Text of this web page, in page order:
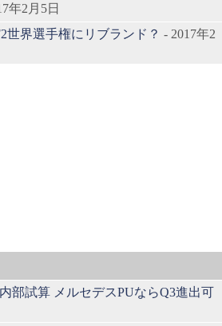
年2月5日
世界選手権にリブランド？ - 2017年2
部試算 メルセデスPUならQ3進出可